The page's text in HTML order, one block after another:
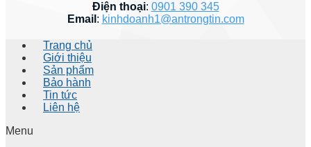
Điện thoại: 0901 390 345
Email : kinhdoanh1@antrongtin.com
Trang chủ
Giới thiệu
Sản phẩm
Bảo hành
Tin tức
Liên hệ
Menu